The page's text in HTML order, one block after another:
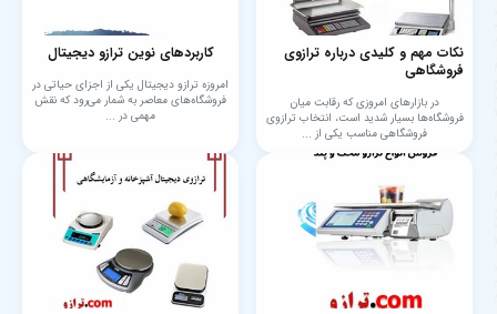
نکات مهم و کلیدی درباره ترازوی
فروشگاهی
در بازارهای امروزی که رقابت میان
فروشگاه‌ها بسیار شدید است، انتخاب ترازوی
فروشگاهی مناسب یکی از ...
کاربردهای نوین ترازو دیجیتال
امروزه ترازو دیجیتال یکی از اجزای حیاتی در
فروشگاه‌های معاصر به شمار می‌رود که نقش
مهمی در ...